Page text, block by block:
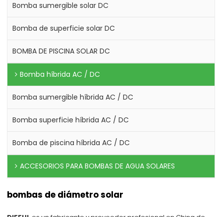
Bomba sumergible solar DC
Bomba de superficie solar DC
BOMBA DE PISCINA SOLAR DC
Bomba híbrida AC / DC
Bomba sumergible híbrida AC / DC
Bomba superficie híbrida AC / DC
Bomba de piscina híbrida AC / DC
ACCESORIOS PARA BOMBAS DE AGUA SOLARES
bombas de diámetro solar